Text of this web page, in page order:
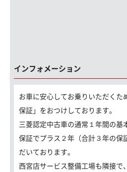
インフォメーション
お車に安心してお乗りいただくた
保証」をおつけしております。
三菱認定中古車の通常１年間の基
保証でプラス２年（合計３年の保
だいております。
西宮店サービス整備工場も隣接で